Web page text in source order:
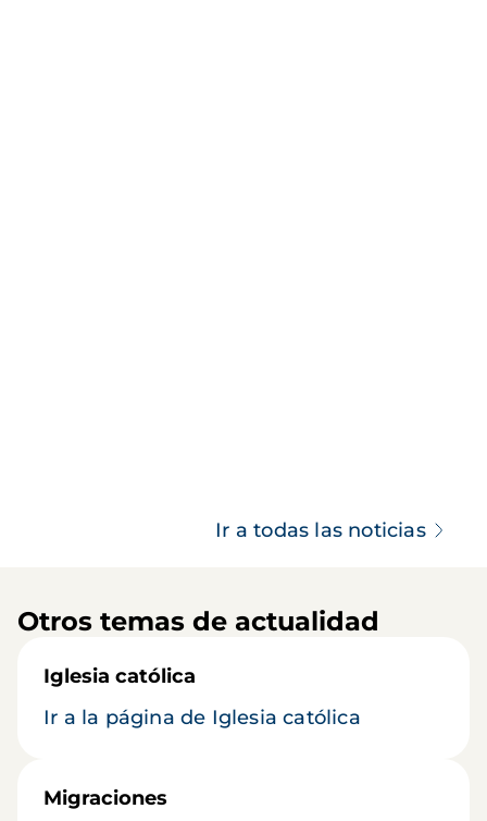
Ir a todas las noticias
Otros temas de actualidad
Iglesia católica
Ir a la página de Iglesia católica
Migraciones